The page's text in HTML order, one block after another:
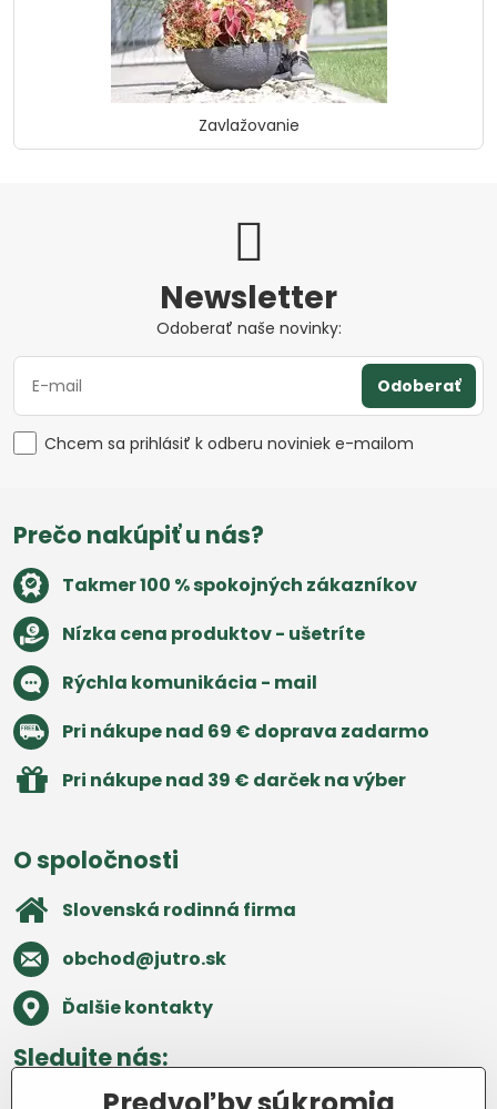
Zavlažovanie
Newsletter
Odoberať naše novinky:
Odoberať
Chcem sa prihlásiť k odberu noviniek e-mailom
Prečo nakúpiť u nás?
Takmer 100 % spokojných zákazníkov
Nízka cena produktov - ušetríte
Rýchla komunikácia - mail
Pri nákupe nad 69 € doprava zadarmo
Pri nákupe nad 39 € darček na výber
O spoločnosti
Slovenská rodinná firma
obchod​@jutro​.sk
Ďalšie kontakty
Sledujte nás:
Facebook Pinterest Instagram Blog